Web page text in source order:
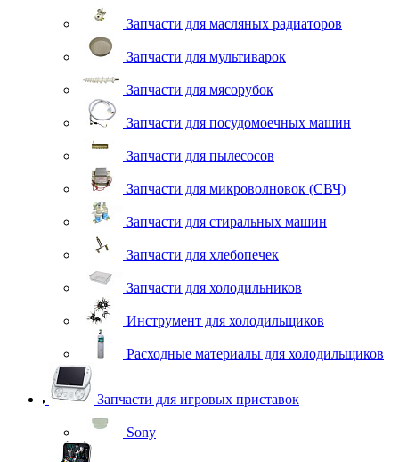
Запчасти для масляных радиаторов
Запчасти для мультиварок
Запчасти для мясорубок
Запчасти для посудомоечных машин
Запчасти для пылесосов
Запчасти для микроволновок (СВЧ)
Запчасти для стиральных машин
Запчасти для хлебопечек
Запчасти для холодильников
Инструмент для холодильщиков
Расходные материалы для холодильщиков
Запчасти для игровых приставок
Sony